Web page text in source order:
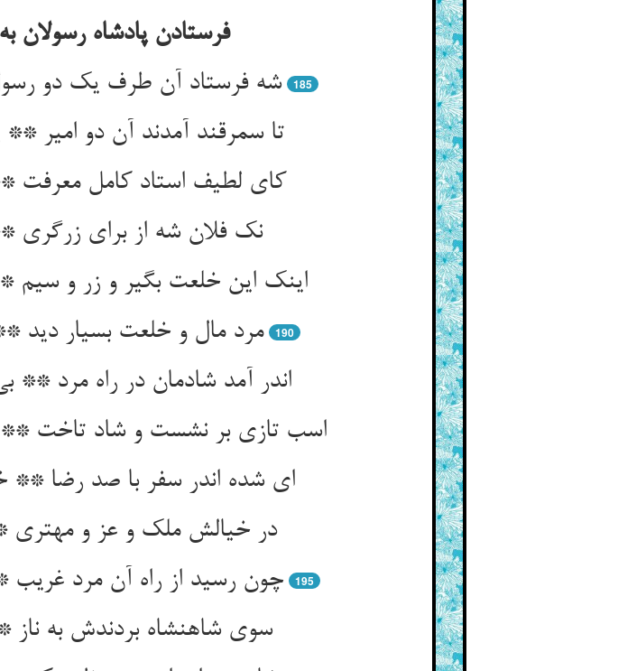
فرستادن پادشاه رسولان
185
تا سمرقند آمدند آن دو امیر
نک فلان شه از برای زرگری ** اختیارت کرد زیرا مهتری‌‌
مرد مال و خلعت بسیار دید
190
اندر آمد شادمان در راه مرد
ای شده اندر سفر با صد رضا **
در خیالش ملک و عز و مهتری ** گفت عزرائیل رو آری بری‌‌
چون رسید از راه آن مرد غریب ** اندر آوردش به پیش شه طبیب‌‌
195
سوی شاهنشاه بردندش به ناز